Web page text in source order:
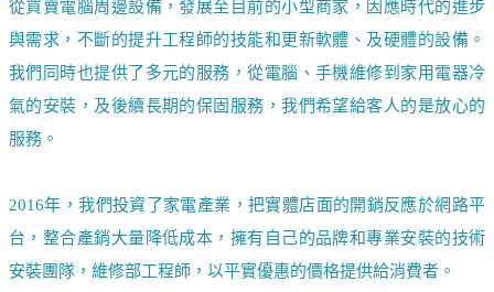
從買賣電腦周邊設備，發展至目前的小型商家，因應時代的進步
與需求，不斷的提升工程師的技能和更新軟體、及硬體的設備。
我們同時也提供了多元的服務，從電腦、手機維修到家用電器冷
氣的安裝，及後續長期的保固服務，我們希望給客人的是放心的
服務。
2016年，我們投資了家電產業，把實體店面的開銷反應於網路平
台，整合產銷大量降低成本，擁有自己的品牌和專業安裝的技術
安裝團隊，維修部工程師，以平實優惠的價格提供給消費者。